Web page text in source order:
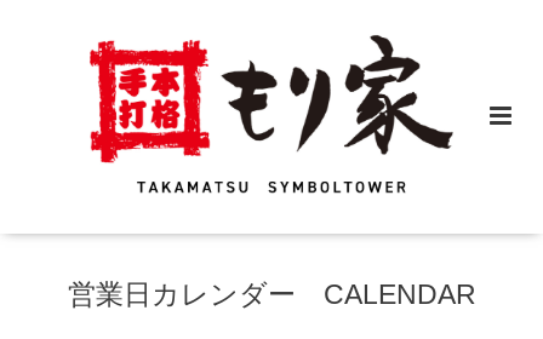
営業日カレンダー CALENDAR